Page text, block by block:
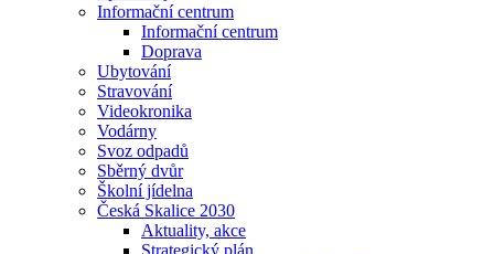
Informační centrum
Informační centrum
Doprava
Ubytování
Stravování
Videokronika
Vodárny
Svoz odpadů
Sběrný dvůr
Školní jídelna
Česká Skalice 2030
Aktuality, akce
Strategický plán